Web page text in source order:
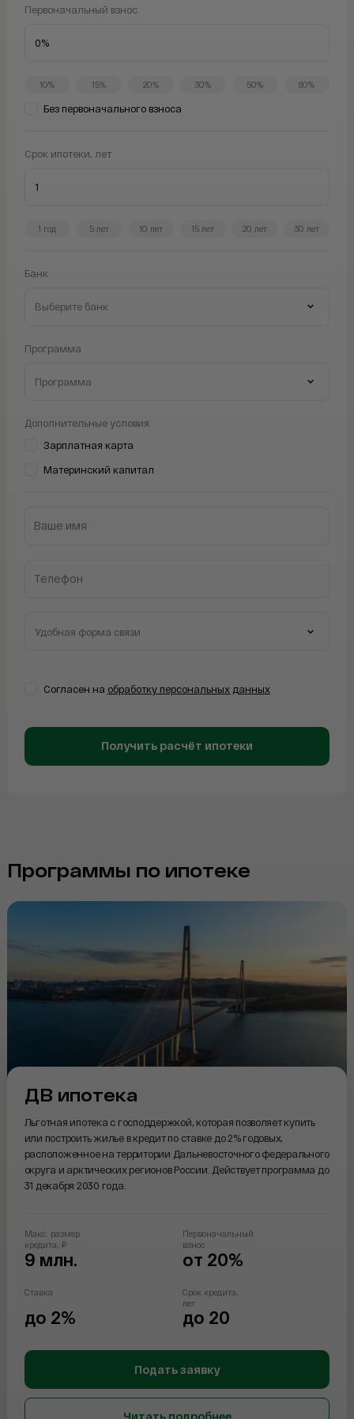
Первоначальный взнос
10% 15% 20% 30% 50% 80%
Без первоначального взноса
Срок ипотеки, лет
1 год 5 лет 10 лет 15 лет 20 лет 30 лет
Банк
Россельхозбанк
Совкомбанк
Сбербанк
Программа
Сельская ипотека
Дополнительные условия
Зарплатная карта
Материнский капитал
Ваше имя
Телефон
Звонок
Telegram
WhatsApp
Согласен на обработку персональных данных
Получить расчёт ипотеки
Программы по ипотеке
ДВ ипотека
Льготная ипотека с господдержкой, которая позволяет купить
или построить жилье в кредит по ставке до 2% годовых,
расположенное на территории Дальневосточного федерального
округа и арктических регионов России. Действует программа до
31 декабря 2030 года.
Макс. размер
кредита, ₽
9 млн.
Первоначальный
взнос
от 20%
Ставка
до 2%
Срок кредита,
лет
до 20
Подать заявку